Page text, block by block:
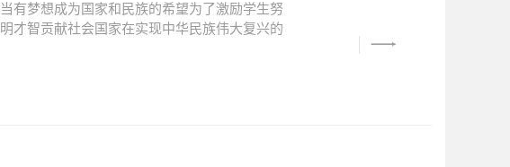
有梦想成为国家和民族的希望为了激励学生努
才智贡献社会国家在实现中华民族伟大复兴的